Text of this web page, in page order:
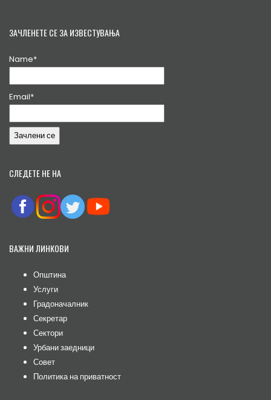
ЗАЧЛЕНЕТЕ СЕ ЗА ИЗВЕСТУВАЊА
Name*
Email*
СЛЕДЕТЕ НЕ НА
ВАЖНИ ЛИНКОВИ
Општина
Услуги
Градоначалник
Секретар
Сектори
Урбани заедници
Совет
Политика на приватност